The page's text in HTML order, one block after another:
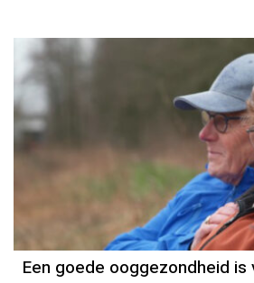
Een goede ooggezondheid is